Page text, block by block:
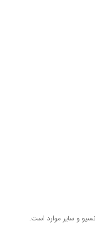
و سایر موارد است.